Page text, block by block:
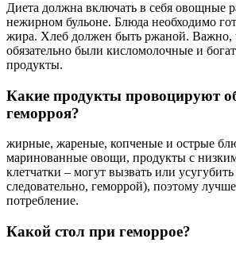
Диета должна включать в себя овощные
нежирном бульоне. Блюда необходимо
жира. Хлеб должен быть ржаной.
обязательно были кисломолочные и
продукты.
Какие продукты провоцируют
геморроя?
жирные, жареные, копченые и острые
маринованные овощи, продукты с
клетчатки – могут вызвать или
следовательно, геморрой), поэтому
потребление.
Какой стол при геморрое?